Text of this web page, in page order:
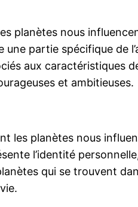
planètes nous
partie spécifique de
aux caractéristiques
et ambitieuses.
les planètes nous
l’identité
qui se trouvent